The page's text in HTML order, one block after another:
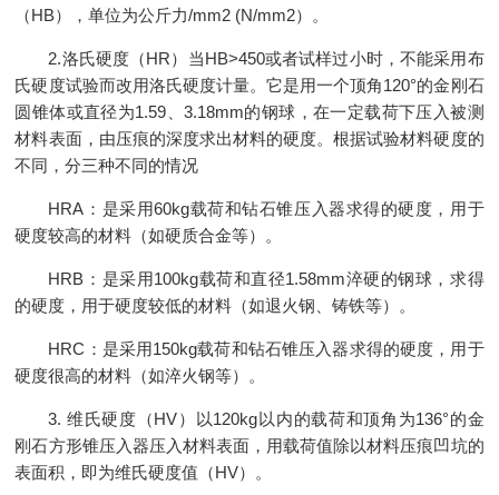
（HB），单位为公斤力/mm2 (N/mm2）。
2.洛氏硬度（HR）当HB>450或者试样过小时，不能采用布
氏硬度试验而改用洛氏硬度计量。它是用一个顶角120°的金刚石
圆锥体或直径为1.59、3.18mm的钢球，在一定载荷下压入被测
材料表面，由压痕的深度求出材料的硬度。根据试验材料硬度的
不同，分三种不同的情况
HRA：是采用60kg载荷和钻石锥压入器求得的硬度，用于
硬度较高的材料（如硬质合金等）。
HRB：是采用100kg载荷和直径1.58mm淬硬的钢球，求得
的硬度，用于硬度较低的材料（如退火钢、铸铁等）。
HRC：是采用150kg载荷和钻石锥压入器求得的硬度，用于
硬度很高的材料（如淬火钢等）。
3. 维氏硬度（HV）以120kg以内的载荷和顶角为136°的金
刚石方形锥压入器压入材料表面，用载荷值除以材料压痕凹坑的
表面积，即为维氏硬度值（HV）。